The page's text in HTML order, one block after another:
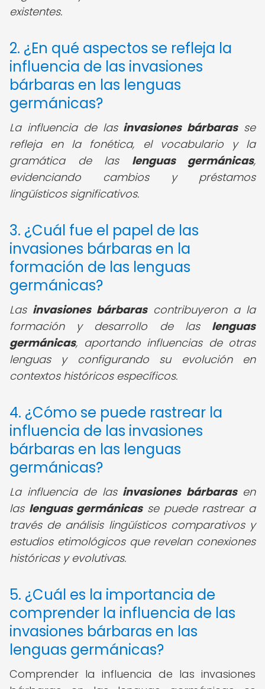
existentes.
2. ¿En qué aspectos se refleja la
influencia de las invasiones
bárbaras en las lenguas
germánicas?
La influencia de las invasiones bárbarasse
refleja en la fonética, el vocabulario y la
gramática de las lenguas germánicas,
evidenciando cambios y préstamos
lingüísticos significativos.
3. ¿Cuál fue el papel de las
invasiones bárbaras en la
formación de las lenguas
germánicas?
Las invasiones bárbarascontribuyeron a la
formación y desarrollo de las lenguas
germánicas, aportando influencias de otras
lenguas y configurando su evolución en
contextos históricos específicos.
4. ¿Cómo se puede rastrear la
influencia de las invasiones
bárbaras en las lenguas
germánicas?
La influencia de las invasiones bárbarasen
las lenguas germánicasse puede rastrear a
través de análisis lingüísticos comparativos y
estudios etimológicos que revelan conexiones
históricas y evolutivas.
5. ¿Cuál es la importancia de
comprender la influencia de las
invasiones bárbaras en las
lenguas germánicas?
Comprender la influencia de las invasiones